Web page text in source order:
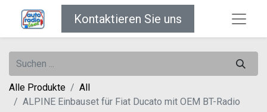
Kontaktieren Sie uns
Alle Produkte
All
ALPINE Einbauset für Fiat Ducato mit OEM BT-Radio